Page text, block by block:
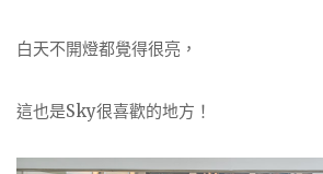
白天不開燈都覺得很亮，
這也是Sky很喜歡的地方！